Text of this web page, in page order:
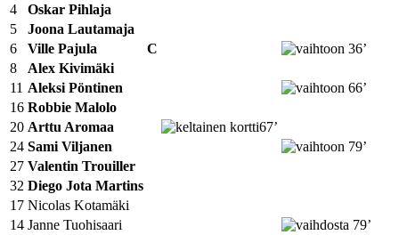
4
Oskar Pihlaja
5
Joona Lautamaja
6
Ville Pajula C
36’
8
Alex Kivimäki
11 Aleksi Pöntinen
66’
16 Robbie Malolo
20 Arttu Aromaa
67’
24 Sami Viljanen
79’
27 Valentin Trouiller
32 Diego Jota Martins
17 Nicolas Kotamäki
14 Janne Tuohisaari
79’